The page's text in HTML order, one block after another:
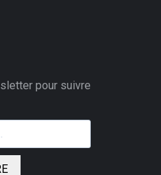
pour suivre